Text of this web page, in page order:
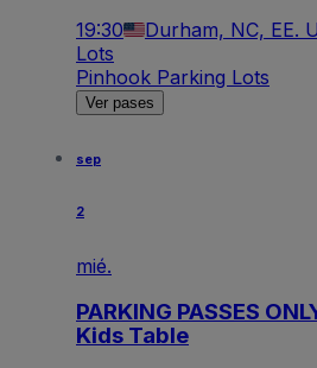
19:30 Durham, NC, EE.
Lots
Pinhook Parking Lots
Ver pases
sep
2
mié.
PARKING PASSES
Kids Table